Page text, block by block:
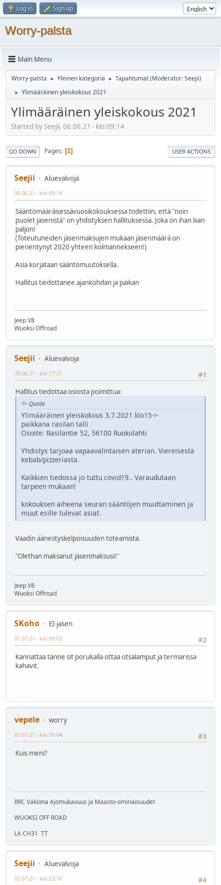
Log in Sign up
Worry-palsta
Main Menu
Worry-palsta ► Yleinen kategoria ► Tapahtumat(Moderator:Seejii)
► Ylimääräinen yleiskokous 2021
Ylimääräinen yleiskokous 2021
Started by Seejii, 06.06.21 - klo:09:14
GO DOWN Pages 1 USER ACTIONS
Seejii Aluevalvoja
06.06.21 - klo:09:14
Sääntömääräisessävuosikokouksessa todettiin, että "noin
puolet jäsenistä" on yhdistyksen hallituksessa. Joka on ihan liian
paljon!
(Toteutuneiden jäsenmaksujen mukaan jäsenmäärä on
pienentynyt 2020 yhteen kolmannekseen!)
Asia korjataan sääntömuutoksella.
Hallitus tiedottanee ajankohdan ja paikan
Jeep V8
Wuoksi Offroad
Seejii
Aluevalvoja
#1
30.06.21 - klo:17:21
Hallitus tiedottaa osiosta poimittua:
Quote
Ylimääräinen yleiskokous 3.7.2021 klo15->
paikkana rasilan talli
Osoite: Rasilantie 52, 56100 Ruokolahti
Yhdistys tarjoaa vapaavalintaisen aterian. Viereisestä
kebab/pizzeriasta.
Kaikkien tiedossa jo tuttu covid19.. Varaudutaan
tarpeen mukaan!
kokouksen aiheena seuran sääntöjen muuttaminen ja
muut esille tulevat asiat.
Vaadin äänestyskelpoisuuden toteamista.
"Olethan maksanut jäsenmaksusi!"
Jeep V8
Wuoksi Offroad
SKoho
EI-jasen
#2
01.07.21 - klo:09:03
Kannattaa tänne sit porukalla ottaa otsalamput ja termarissa
kahavit.
vepele
worry
#3
05.07.21 - klo:16:04
Kuis meni?
RRC Vakiona Ajomukavuus ja Maasto-ominaisuudet
WUOKSI OFF ROAD
LA CH31 TT
Seejii
Aluevalvoja
#4
05.07.21 - klo:23:10